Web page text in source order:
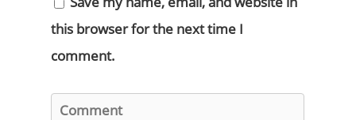
this browser for the next time I
comment.